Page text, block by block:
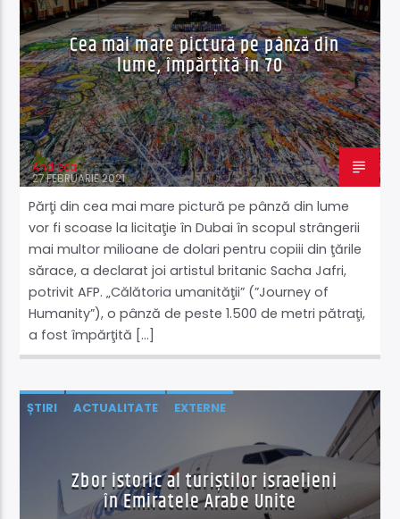
Cea mai mare pictură pe pânză din
lume, împărțită în 70
Andreea
27 FEBRUARIE 2021
Părţi din cea mai mare pictură pe pânză din lume
vor fi scoase la licitaţie în Dubai în scopul strângerii
mai multor milioane de dolari pentru copiii din ţările
sărace, a declarat joi artistul britanic Sacha Jafri,
potrivit AFP. „Călătoria umanităţii” (”Journey of
Humanity”), o pânză de peste 1.500 de metri pătraţi,
a fost împărţită […]
ȘTIRI ACTUALITATE EXTERNE
Zbor istoric al turiștilor israelieni
în Emiratele Arabe Unite